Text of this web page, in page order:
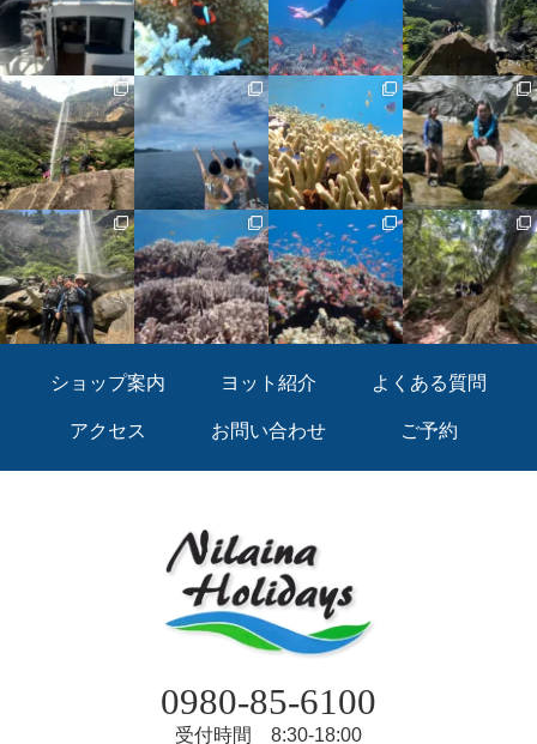
ショップ案内 ヨット紹介 よくある質問
アクセス お問い合わせ ご予約
0980-85-6100
受付時間 8:30-18:00